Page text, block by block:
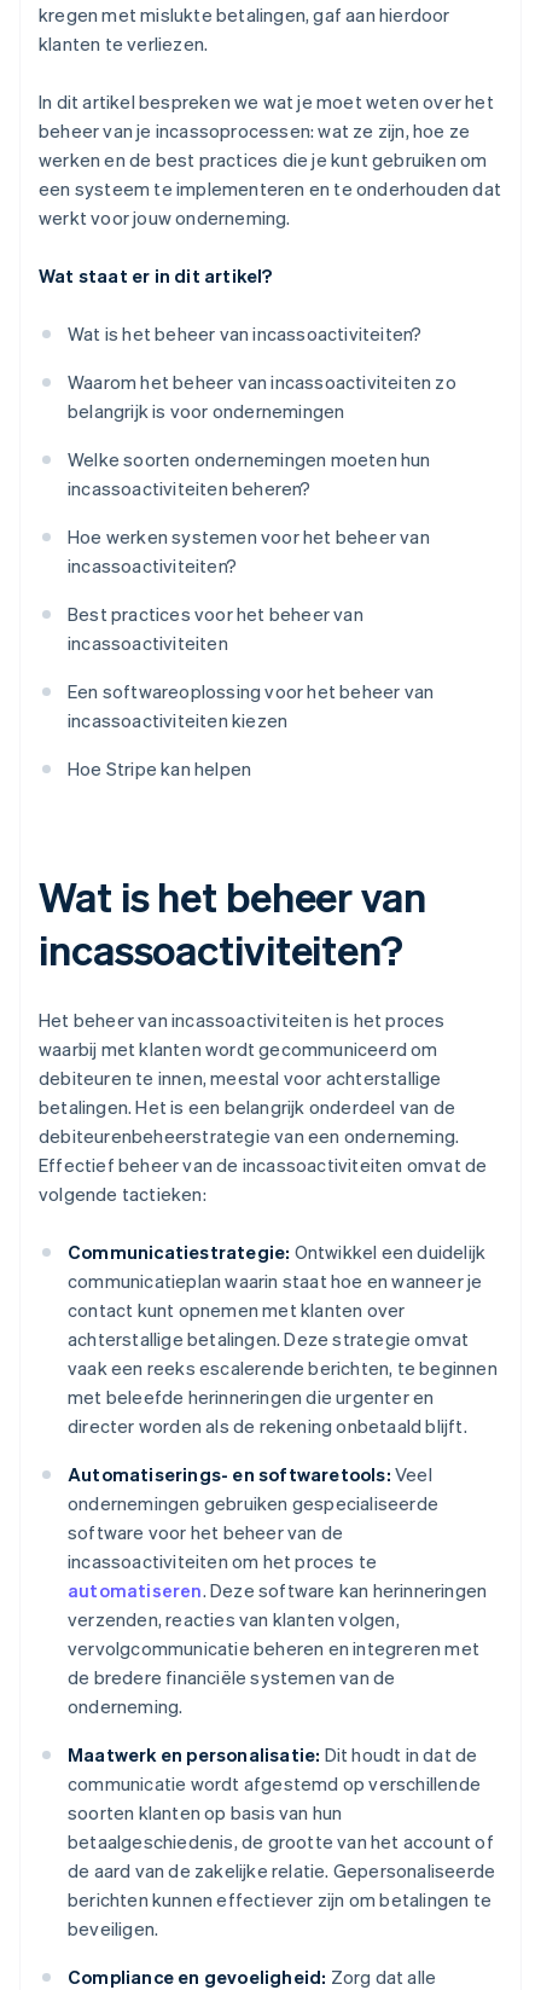
kregen met mislukte betalingen, gaf aan hierdoor
klanten te verliezen.
In dit artikel bespreken we wat je moet weten over het
beheer van je incassoprocessen: wat ze zijn, hoe ze
werken en de best practices die je kunt gebruiken om
een systeem te implementeren en te onderhouden dat
werkt voor jouw onderneming.
Wat staat er in dit artikel?
Wat is het beheer van incassoactiviteiten?
Waarom het beheer van incassoactiviteiten zo
belangrijk is voor ondernemingen
Welke soorten ondernemingen moeten hun
incassoactiviteiten beheren?
Hoe werken systemen voor het beheer van
incassoactiviteiten?
Best practices voor het beheer van
incassoactiviteiten
Een softwareoplossing voor het beheer van
incassoactiviteiten kiezen
Hoe Stripe kan helpen
Wat is het beheer van
incassoactiviteiten?
Het beheer van incassoactiviteiten is het proces
waarbij met klanten wordt gecommuniceerd om
debiteuren te innen, meestal voor achterstallige
betalingen. Het is een belangrijk onderdeel van de
debiteurenbeheerstrategie van een onderneming.
Effectief beheer van de incassoactiviteiten omvat de
volgende tactieken:
Communicatiestrategie: Ontwikkel een duidelijk
communicatieplan waarin staat hoe en wanneer je
contact kunt opnemen met klanten over
achterstallige betalingen. Deze strategie omvat
vaak een reeks escalerende berichten, te beginnen
met beleefde herinneringen die urgenter en
directer worden als de rekening onbetaald blijft.
Automatiserings- en softwaretools: Veel
ondernemingen gebruiken gespecialiseerde
software voor het beheer van de
incassoactiviteiten om het proces te
automatiseren. Deze software kan herinneringen
verzenden, reacties van klanten volgen,
vervolgcommunicatie beheren en integreren met
de bredere financiële systemen van de
onderneming.
Maatwerk en personalisatie: Dit houdt in dat de
communicatie wordt afgestemd op verschillende
soorten klanten op basis van hun
betaalgeschiedenis, de grootte van het account of
de aard van de zakelijke relatie. Gepersonaliseerde
berichten kunnen effectiever zijn om betalingen te
beveiligen.
Compliance en gevoeligheid: Zorg dat alle